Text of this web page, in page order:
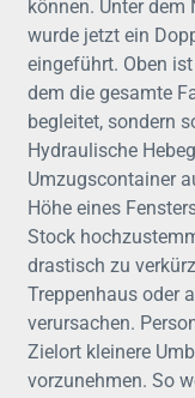
können. Unter dem
wurde jetzt ein
eingeführt. Oben
dem die gesamte
begleitet, sondern
Hydraulische
Umzugscontainer
Höhe eines
Stock
drastisch zu
Treppenhaus oder
verursachen.
Zielort kleinere
vorzunehmen. So